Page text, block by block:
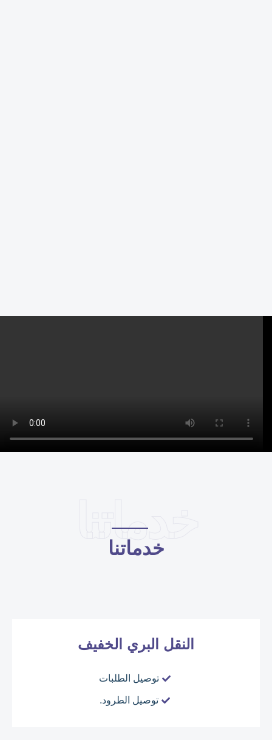
خدماتنا
خدماتنا
النقل البري الخفيف
توصيل الطلبات
توصيل الطرود.